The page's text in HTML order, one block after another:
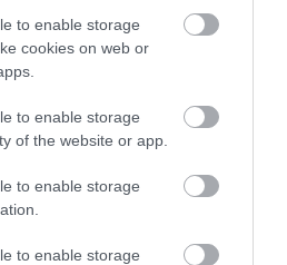
to enable storage
cookies on web or
to enable storage
of the website or app.
to enable storage
to enable storage
That Are Known to